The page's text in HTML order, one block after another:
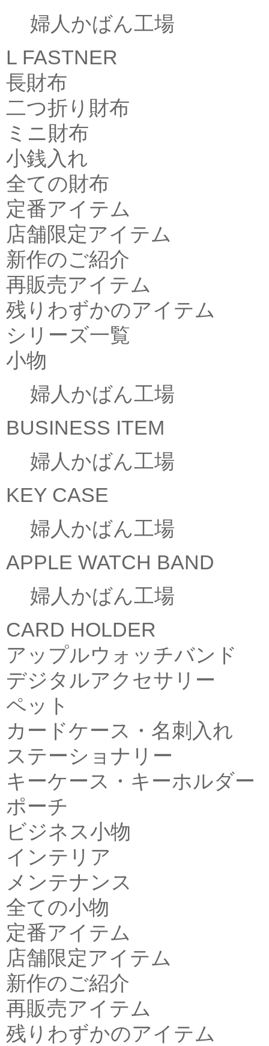
婦人かばん工場
L FASTNER
長財布
二つ折り財布
ミニ財布
小銭入れ
全ての財布
定番アイテム
店舗限定アイテム
新作のご紹介
再販売アイテム
残りわずかのアイテム
シリーズ一覧
小物
婦人かばん工場
BUSINESS ITEM
婦人かばん工場
KEY CASE
婦人かばん工場
APPLE WATCH BAND
婦人かばん工場
CARD HOLDER
アップルウォッチバンド
デジタルアクセサリー
ペット
カードケース・名刺入れ
ステーショナリー
キーケース・キーホルダー
ポーチ
ビジネス小物
インテリア
メンテナンス
全ての小物
定番アイテム
店舗限定アイテム
新作のご紹介
再販売アイテム
残りわずかのアイテム